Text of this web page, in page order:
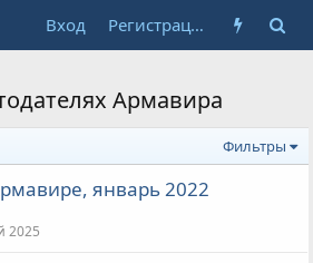
Вход Регистрация
Армавира
Фильтры
январь 2022
2025